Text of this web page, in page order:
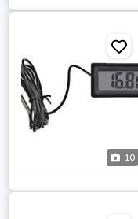
10